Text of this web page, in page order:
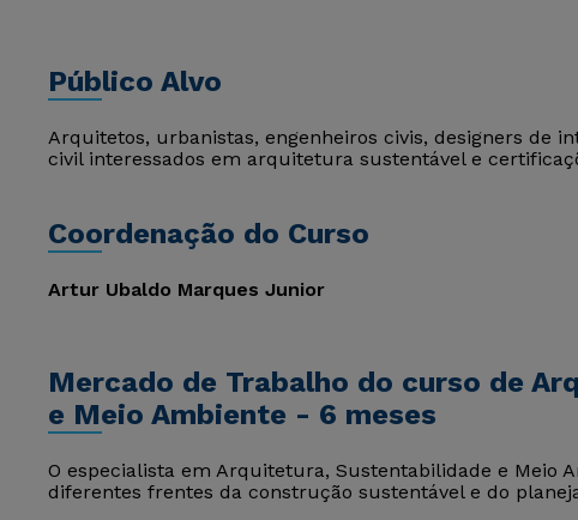
Público Alvo
Arquitetos, urbanistas, engenheiros civis, designers de
civil interessados em arquitetura sustentável e
Coordenação do Curso
Artur Ubaldo Marques Junior
Mercado de Trabalho do curso de
e Meio Ambiente - 6 meses
O especialista em Arquitetura, Sustentabilidade e Meio
diferentes frentes da construção sustentável e do